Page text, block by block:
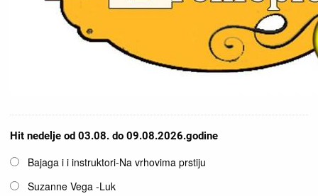
Hit nedelje od 03.08. do 09.08.2026.godine
OpcijeBajaga i i instruktori-Na vrhovima prstiju
Suzanne Vega -Luk